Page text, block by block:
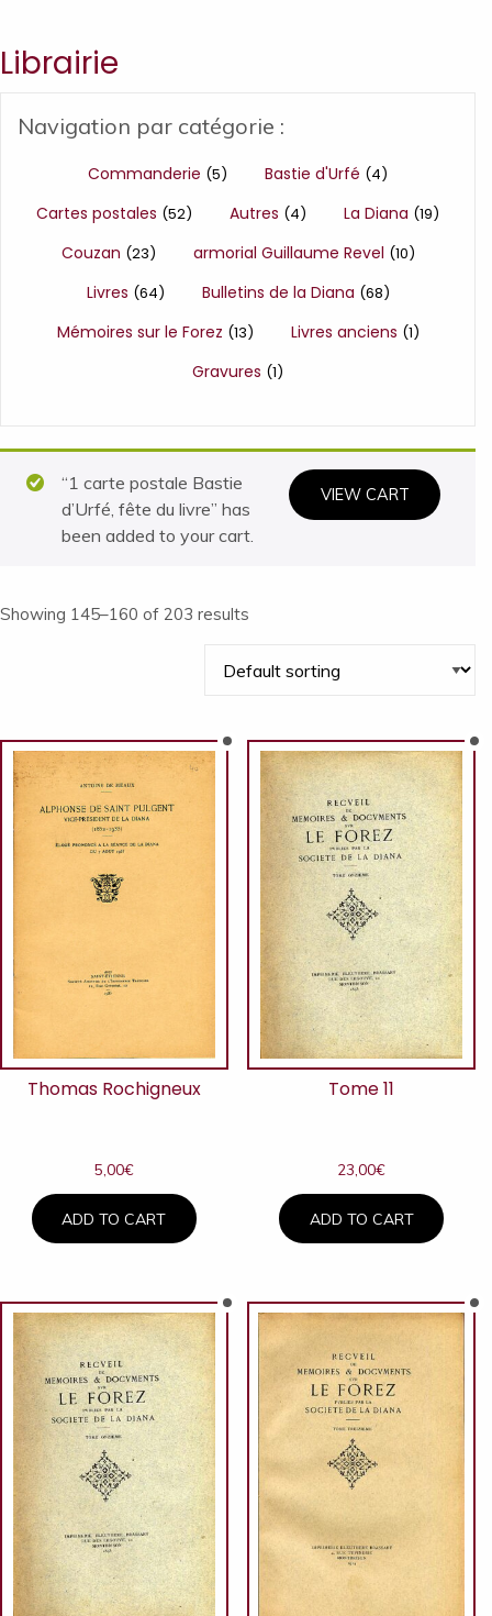
Librairie
Navigation par catégorie :
Commanderie (5) Bastie d'Urfé (4)
Cartes postales (52) Autres (4) La Diana (19)
Couzan (23) armorial Guillaume Revel (10)
Livres (64) Bulletins de la Diana (68)
Mémoires sur le Forez (13) Livres anciens (1)
Gravures (1)
VIEW CART
“1 carte postale Bastie
d’Urfé, fête du livre” has
been added to your cart.
Showing 145–160 of 203 results
Thomas Rochigneux
5,00€
ADD TO CART
Tome 11
23,00€
ADD TO CART